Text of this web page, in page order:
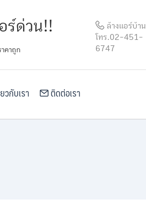
ร์ด่วน!!
คาถูก
ล้างแอร์บ้าน
โทร.02-451-
6747
วกับเรา ติดต่อเรา